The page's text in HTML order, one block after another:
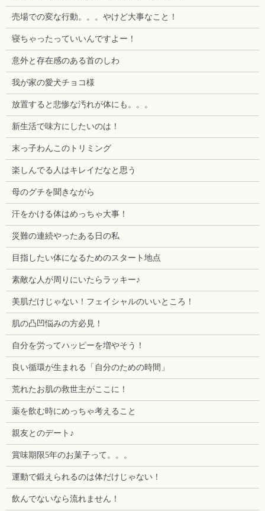
売場での変な行動。。。やけど大事なこと！
寝ちゃったっていいんですよー！
意外と存在感のある首のしわ
我が家の愛犬チョコ様
放置すると悲惨な汚れが体にも。。。
新生活で味方にしたいのは！
末っ子わんこのトリミング
楽しんでる人はキレイだなと思う
母のグチを聞きながら
汗をかける体はめっちゃ大事！
災難の連続やったある日の私
目指したい体になるためのスタート地点
素敵な人が周りにいたらラッキー♪
美肌だけじゃない！フェイシャルのいいところ！
肌の凸凹悩みの方必見！
自分を労ってハッピーを増やそう！
良い循環が生まれる「自分のための時間」
荒れたお肌の救世主がここに！
薬を飲む時にめっちゃ考えること
親友とのデート♪
賞味期限5年のお菓子って。。。
運動で鍛えられるのは体だけじゃない！
飲んでないなら流れません！